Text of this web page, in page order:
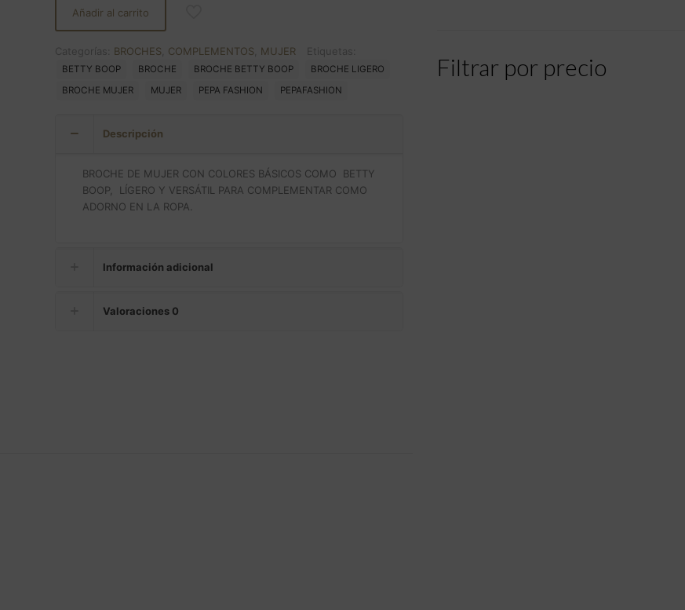
Añadir al carrito
Categorías: BROCHES COMPLEMENTOS MUJER Etiquetas:
BETTY BOOP BROCHE BROCHE BETTY BOOP
BROCHE LIGERO
BROCHE MUJER
MUJER PEPA FASHION PEPAFASHION
Descripción
BROCHE DE MUJER CON COLORES BÁSICOS COMO BETTY
BOOP, LÍGERO Y VERSÁTIL PARA COMPLEMENTAR COMO
ADORNO EN LA ROPA.
Información adicional
Valoraciones 0
Filtrar por precio